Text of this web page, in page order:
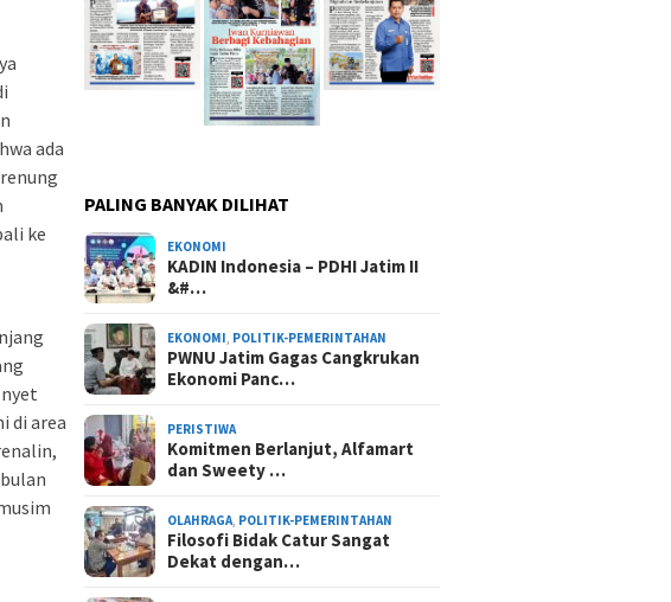
ada
ke
di area
PALING BANYAK DILIHAT
EKONOMI
KADIN Indonesia – PDHI Jatim II
&#…
EKONOMI, POLITIK-PEMERINTAHAN
PWNU Jatim Gagas Cangkrukan
Ekonomi Panc…
PERISTIWA
Komitmen Berlanjut, Alfamart
dan Sweety …
OLAHRAGA, POLITIK-PEMERINTAHAN
Filosofi Bidak Catur Sangat
Dekat dengan…